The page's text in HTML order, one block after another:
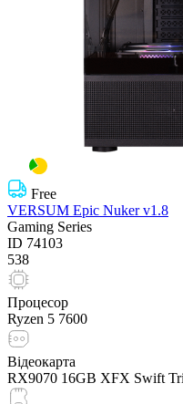
Free
VERSUM Epic Nuker v1.8
Gaming Series
ID 74103
538
Процесор
Ryzen 5 7600
Відеокарта
RX9070 16GB XFX Swift